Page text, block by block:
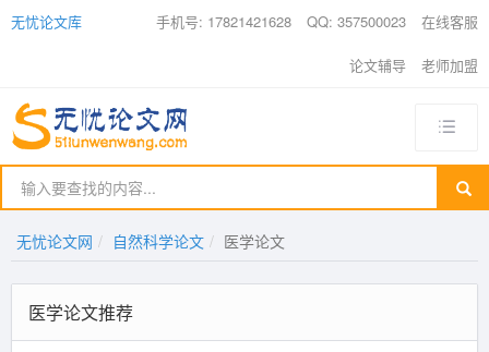
无忧论文库 手机号: 17821421628 QQ: 357500023 在线客服
论文辅导 老师加盟
无忧论文网 自然科学论文 医学论文
医学论文推荐